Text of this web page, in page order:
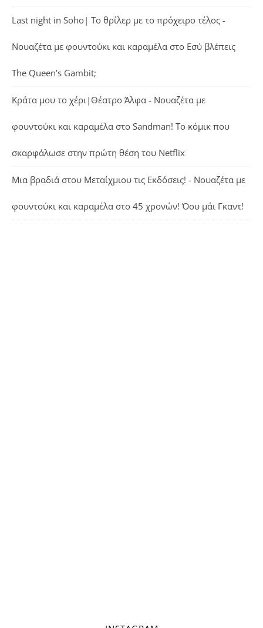
Last night in Soho| Το θρίλερ με το πρόχειρο τέλος -
Νουαζέτα με φουντούκι και καραμέλα στο Εσύ βλέπεις
The Queen’s Gambit;
Κράτα μου το χέρι|Θέατρο Άλφα - Νουαζέτα με
φουντούκι και καραμέλα στο Sandman! Το κόμικ που
σκαρφάλωσε στην πρώτη θέση του Netflix
Μια βραδιά στου Μεταίχμιου τις Εκδόσεις! - Νουαζέτα με
φουντούκι και καραμέλα στο 45 χρονών! Όου μάι Γκαντ!